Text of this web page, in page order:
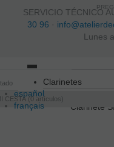
SERVICIO TÉCNICO
30 96 ·
Lunes
español
français
CESTA 0 artículos
navigation
Clarinetes
Clarinete